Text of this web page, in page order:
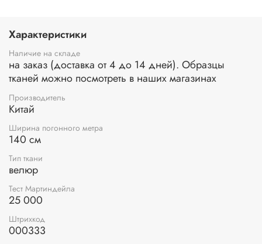
Характеристики
Наличие на складе
на заказ (доставка от 4 до 14 дней). Образцы
тканей можно посмотреть в наших магазинах
Производитель
Китай
Ширина погонного метра
140 см
Тип ткани
велюр
Тест Мартиндейла
25 000
Штрихкод
000333